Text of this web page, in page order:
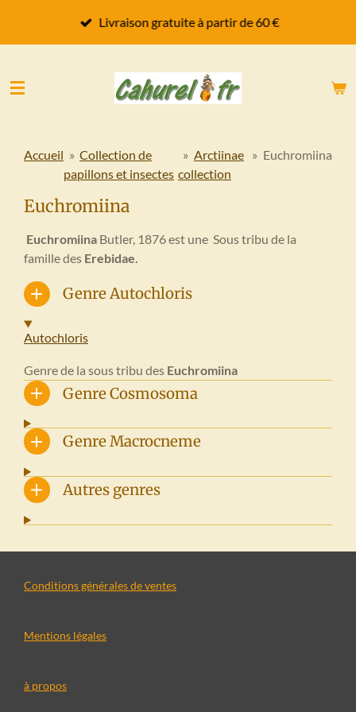
Livraison gratuite à partir de 60 €
Accueil » Collection de
papillons et insectes
» Arctiinae
collection
» Euchromiina
Euchromiina
Euchromiina Butler, 1876 est une Sous tribu de la
famille des Erebidae.
Genre Autochloris
Autochloris
Genre de la sous tribu des Euchromiina
Genre Cosmosoma
Genre Macrocneme
Autres genres
Conditions générales de ventes
Mentions légales
à propos